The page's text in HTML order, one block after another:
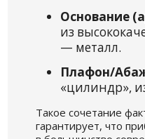
Основание
из
— металл.
Плафон/
«цилиндр»,
Такое сочетание
гарантирует, что